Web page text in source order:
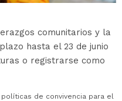
comunitarios y la
hasta el 23 de junio
o registrarse como
de convivencia para el